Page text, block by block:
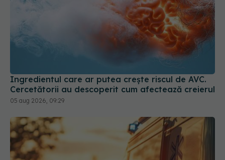
Ingredientul care ar putea crește riscul de AVC.
05 aug 2026, 09:29